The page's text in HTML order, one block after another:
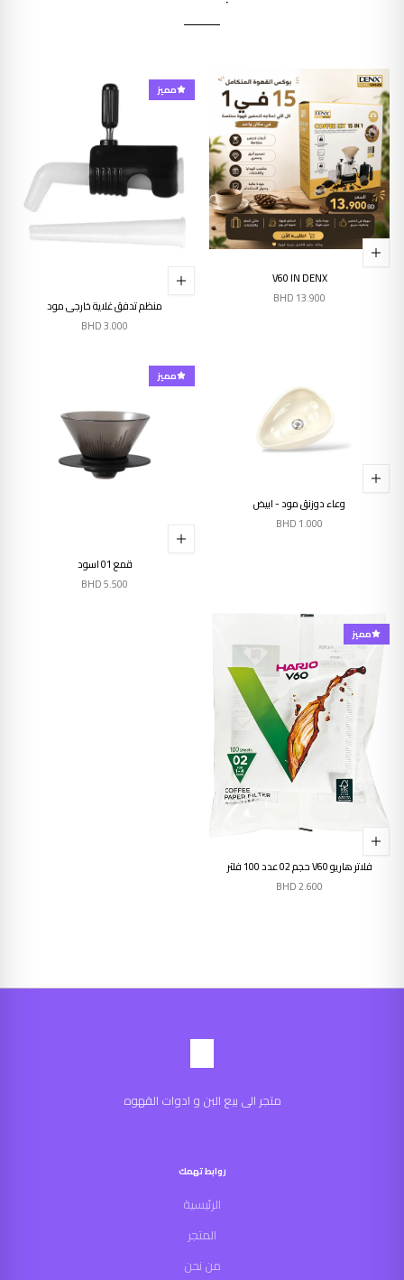
V60 IN DENX
BHD 13.900
مميز
منظم تدفق غلاية خارجي مود
BHD3.000
وعاء دوزنق مود - ابيض
BHD 1.000
مميز
قمع 01 اسود
BHD5.500
مميز
فلاتر هاريو V60 حجم 02 عدد 100 فلتر
BHD2.600
متجر الى بيع البن و ادوات القهوه
روابط تهمك
الرئيسية
المتجر
من نحن